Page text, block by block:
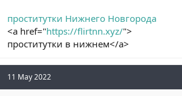
проститутки Нижнего Новгорода
<a href="https://flirtnn.xyz/">
проститутки в нижнем</a>
11 May 2022